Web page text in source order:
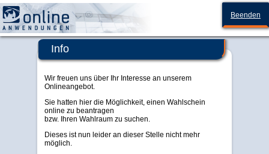
Beenden
Info
Wir freuen uns über Ihr Interesse an unserem
Onlineangebot.
Sie hatten hier die Möglichkeit, einen Wahlschein
online zu beantragen
bzw. Ihren Wahlraum zu suchen.
Dieses ist nun leider an dieser Stelle nicht mehr
möglich.